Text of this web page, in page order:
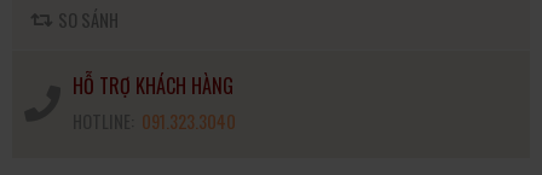
SO SÁNH
HỖ TRỢ KHÁCH HÀNG
091.323.3040